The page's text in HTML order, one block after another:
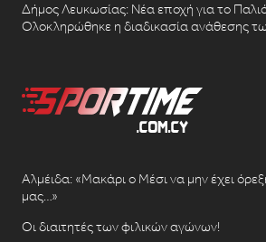
Δήμος Λευκωσίας: Νέα εποχή για το
Ολοκληρώθηκε η διαδικασία ανάθεσης
Αλμέιδα: «Μακάρι ο Μέσι να μην έχει
μας…»
Οι διαιτητές των φιλικών αγώνων!